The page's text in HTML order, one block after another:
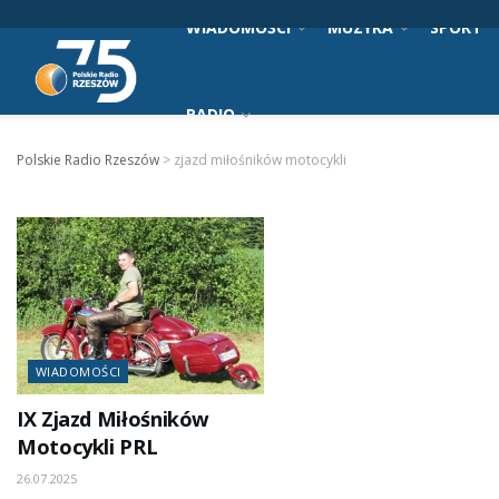
WIADOMOŚCI MUZYKA SPORT
RADIO
Polskie Radio Rzeszów > zjazd miłośników motocykli
WIADOMOŚCI
IX Zjazd Miłośników
Motocykli PRL
26.07.2025